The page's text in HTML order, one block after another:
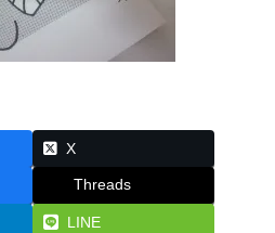
X
Threads
LINE